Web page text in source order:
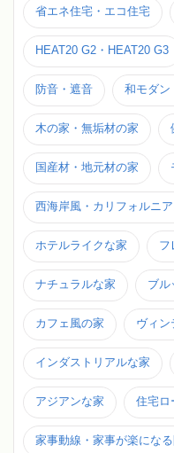
省エネ住宅・エコ住宅
HEAT20 G2・HEAT20 G3
防音・遮音 和モダン
木の家・無垢材の家
国産材・地元材の家
西海岸風・カリフォルニ
ホテルライクな家 フ
ナチュラルな家 ブル
カフェ風の家 ヴィン
インダストリアルな家
アジアンな家 住宅ロ
家事動線・家事が楽になる